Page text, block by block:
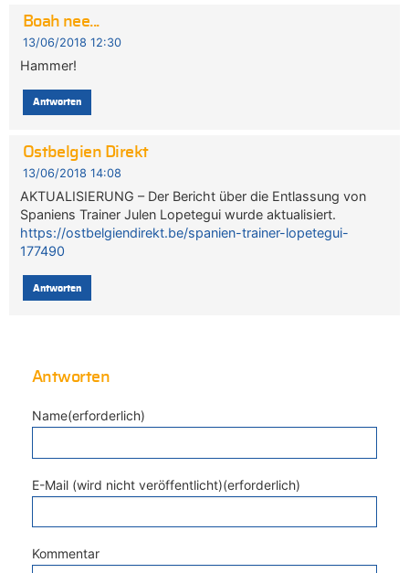
Boah nee...
13/06/2018 12:30
Hammer!
Antworten
Ostbelgien Direkt
13/06/2018 14:08
AKTUALISIERUNG – Der Bericht über die Entlassung von
Spaniens Trainer Julen Lopetegui wurde aktualisiert.
https://ostbelgiendirekt.be/spanien-trainer-lopetegui-
177490
Antworten
Antworten
Name(erforderlich)
E-Mail (wird nicht veröffentlicht)(erforderlich)
Kommentar